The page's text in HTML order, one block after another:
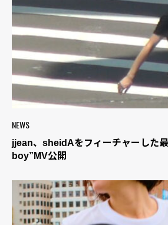
NEWS
jjean、sheidAをフィーチャーした
boy”MV公開